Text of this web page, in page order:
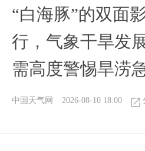
​“白海豚”的双面
行，气象干旱发
需高度警惕旱涝
中国天气网 2026-08-10 18:00